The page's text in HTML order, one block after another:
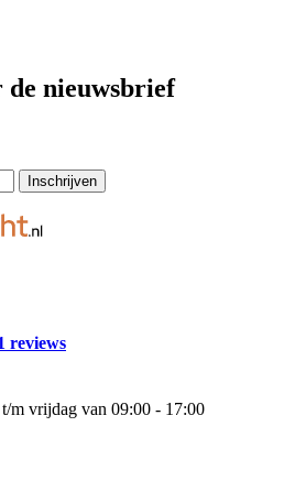
nieuwsbrief
Inschrijven
reviews
m vrijdag van 09:00 - 17:00